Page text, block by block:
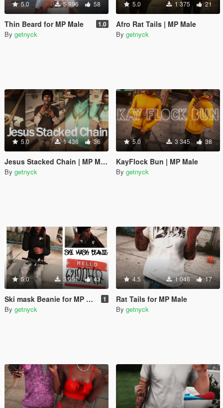
5.0 5 896 58
Thin Beard for MP Male 1.0
By getnyck
5.0 1 375 21
Afro Rat Tails | MP Male
By getnyck
5.0 1 436 36
Jesus Stacked Chain | MP Male / Female
By getnyck
5.0 3 345 38
KayFlock Bun | MP Male
By getnyck
5.0 3 097 43
Ski mask Beanie for MP Male 1
By getnyck
4.5 1 046 17
Rat Tails for MP Male
By getnyck